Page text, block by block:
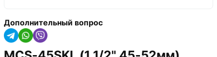
Дополнительный вопрос